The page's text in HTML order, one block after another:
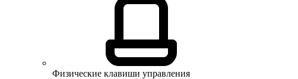
Физические клавиши управления